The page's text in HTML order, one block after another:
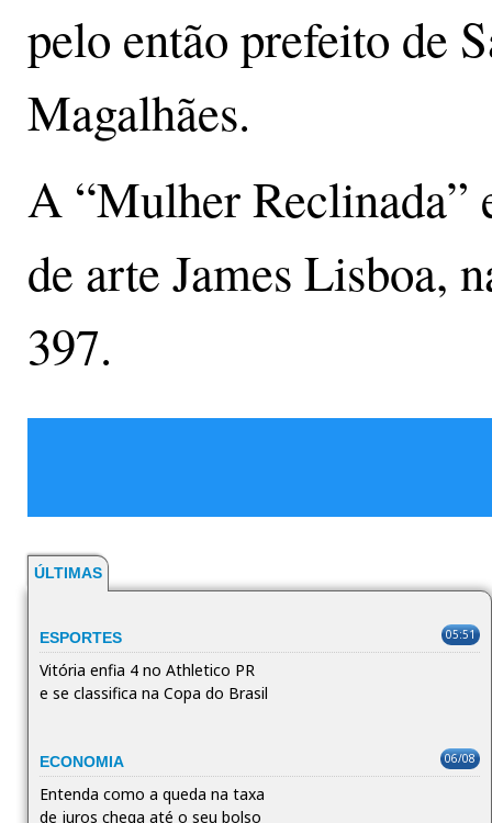
pelo então prefeito de
Magalhães.
A “Mulher Reclinada”
de arte James Lisboa,
397.
ÚLTIMAS
ESPORTES 05:51
Vitória enfia 4 no Athletico PR
e se classifica na Copa do Brasil
ECONOMIA 06/08
Entenda como a queda na taxa
de juros chega até o seu bolso